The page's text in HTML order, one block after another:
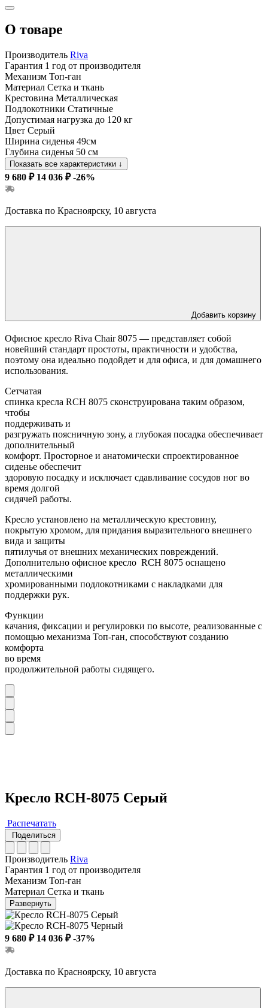
О товаре
Производитель Riva
Гарантия 1 год от производителя
Механизм Топ-ган
Материал Сетка и ткань
Крестовина Металлическая
Подлокотники Статичные
Допустимая нагрузка до 120 кг
Цвет Серый
Ширина сиденья 49см
Глубина сиденья 50 см
Показать все характеристики ↓
9 680 ₽ 14 036 ₽ -26%
Доставка по Красноярску, 10 августа
Добавить корзину
Офисное кресло Riva Chair 8075 — представляет собой
новейший стандарт простоты, практичности и удобства,
поэтому она идеально подойдет и для офиса, и для домашнего
использования.
Сетчатая
спинка кресла RCH 8075 сконструирована таким образом,
чтобы
поддерживать и
разгружать поясничную зону, а глубокая посадка обеспечивает
дополнительный
комфорт. Просторное и анатомически спроектированное
сиденье обеспечит
здоровую посадку и исключает сдавливание сосудов ног во
время долгой
сидячей работы.
Кресло установлено на металлическую крестовину,
покрытую хромом, для придания выразительного внешнего
вида и защиты
пятилучья от внешних механических повреждений.
Дополнительно офисное кресло RCH 8075 оснащено
металлическими
хромированными подлокотниками с накладками для
поддержки рук.
Функции
качания, фиксации и регулировки по высоте, реализованные с
помощью механизма Топ-ган, способствуют созданию
комфорта
во время
продолжительной работы сидящего.
Кресло RCH-8075 Серый
Распечатать
Поделиться
Производитель Riva
Гарантия 1 год от производителя
Механизм Топ-ган
Материал Сетка и ткань
Развернуть
9 680 ₽ 14 036 ₽ -37%
Доставка по Красноярску, 10 августа